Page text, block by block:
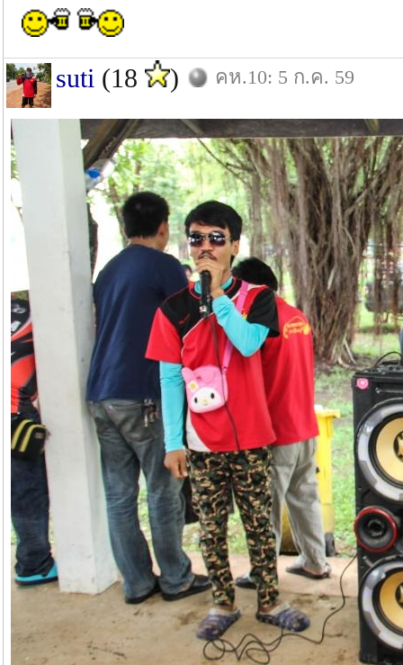
suti (18 ) คห.10: 5 ก.ค. 59